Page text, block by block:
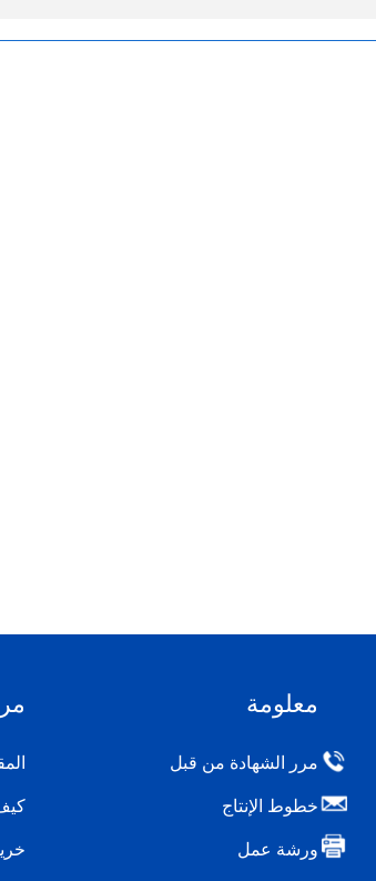
معلومة
مرر الشهادة من قبل
خطوط الإنتاج
ورشة عمل